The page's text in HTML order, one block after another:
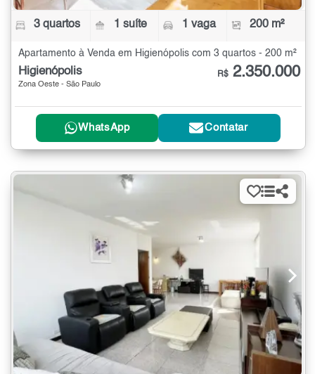
3 quartos 1 suíte 1 vaga 200 m²
Apartamento à Venda em Higienópolis com 3 quartos - 200 m²
Higienópolis
Zona Oeste - São Paulo
R$ 2.350.000
WhatsApp Contatar